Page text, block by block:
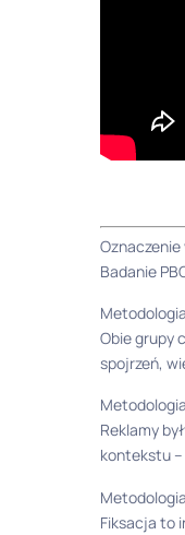
Badanie
Obie grupy
spojrzeń,
Reklamy
kontekstu –
Fiksacja to